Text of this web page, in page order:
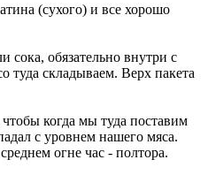
(сухого) и все хорошо
сока, обязательно внутри с
туда складываем. Верх пакета
когда мы туда поставим
с уровнем нашего мяса.
огне час - полтора.